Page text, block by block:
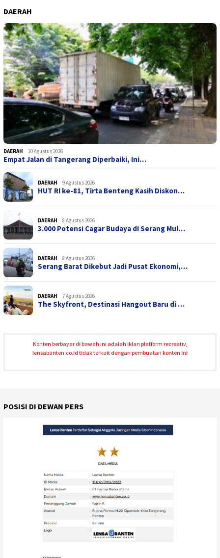
DAERAH
DAERAH 10 Agustus 2026
Empat Jalan di Tangerang Diperbaiki, Ini…
DAERAH 9 Agustus 2026
HUT RI ke-81, Tirta Benteng Kasih Diskon…
DAERAH 8 Agustus 2026
3.000 Potensi Cagar Budaya di Serang Mul…
DAERAH 8 Agustus 2026
Serang Barat Dikebut Jadi Pusat Ekonomi,…
DAERAH 7 Agustus 2026
The Skyfront, Destinasi Hangout Baru di …
Konten berbayar di bawah ini adalah iklan platform recreativ,
lensabanten.co.id tidak terkait dengan pembuatan konten ini
POSISI DI DEWAN PERS